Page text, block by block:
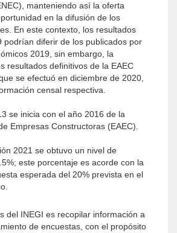
manteniendo así la oferta
en la difusión de los
En este contexto, los resultados
podrían diferir de los publicados por
2019, sin embargo, la
resultados definitivos de la EAEC
se efectuó en diciembre de 2020,
censal respectiva.
se inicia con el año 2016 de la
Empresas Constructoras (EAEC).
2021 se obtuvo un nivel de
este porcentaje es acorde con la
esperada del 20% prevista en el
del INEGI es recopilar información a
de encuestas, con el propósito